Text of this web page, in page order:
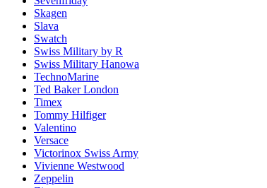
Skagen
Slava
Swatch
Swiss Military by R
Swiss Military Hanowa
TechnoMarine
Ted Baker London
Timex
Tommy Hilfiger
Valentino
Versace
Victorinox Swiss Army
Vivienne Westwood
Zeppelin